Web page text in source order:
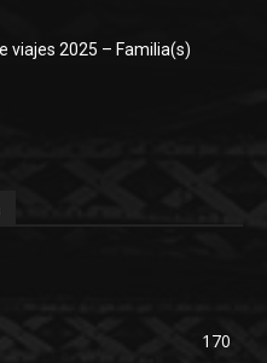
viajes 2025 – Familia(s)
170